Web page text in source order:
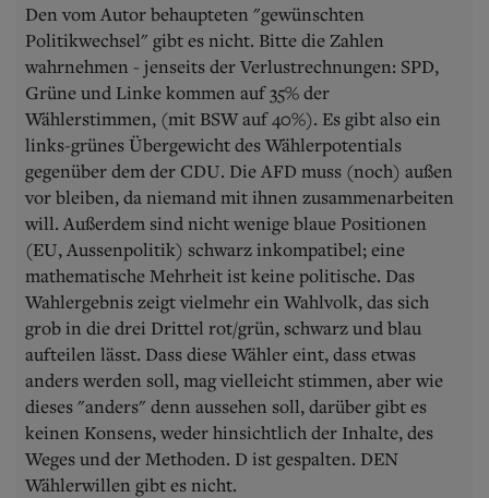
Den vom Autor behaupteten "gewünschten
Politikwechsel" gibt es nicht. Bitte die Zahlen
wahrnehmen - jenseits der Verlustrechnungen: SPD,
Grüne und Linke kommen auf 35% der
Wählerstimmen, (mit BSW auf 40%). Es gibt also ein
links-grünes Übergewicht des Wählerpotentials
gegenüber dem der CDU. Die AFD muss (noch) außen
vor bleiben, da niemand mit ihnen zusammenarbeiten
will. Außerdem sind nicht wenige blaue Positionen
(EU, Aussenpolitik) schwarz inkompatibel; eine
mathematische Mehrheit ist keine politische. Das
Wahlergebnis zeigt vielmehr ein Wahlvolk, das sich
grob in die drei Drittel rot/grün, schwarz und blau
aufteilen lässt. Dass diese Wähler eint, dass etwas
anders werden soll, mag vielleicht stimmen, aber wie
dieses "anders" denn aussehen soll, darüber gibt es
keinen Konsens, weder hinsichtlich der Inhalte, des
Weges und der Methoden. D ist gespalten. DEN
Wählerwillen gibt es nicht.